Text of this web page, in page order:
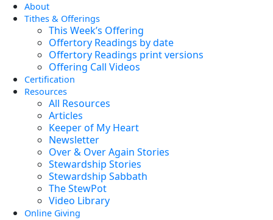
About
Tithes & Offerings
This Week’s Offering
Offertory Readings by date
Offertory Readings print versions
Offering Call Videos
Certification
Resources
All Resources
Articles
Keeper of My Heart
Newsletter
Over & Over Again Stories
Stewardship Stories
Stewardship Sabbath
The StewPot
Video Library
Online Giving